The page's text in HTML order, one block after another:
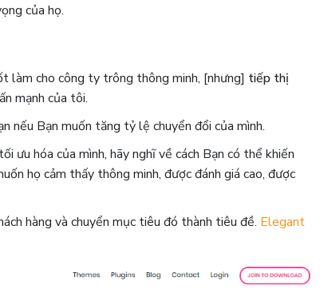
của họ.
làm cho công ty trông thông minh, [nhưng] tiếp thị
mạnh của tôi.
nếu Bạn muốn tăng tỷ lệ chuyển đổi của mình.
ưu hóa của mình, hãy nghĩ về cách Bạn có thể khiến
họ cảm thấy thông minh, được đánh giá cao, được
hàng và chuyển mục tiêu đó thành tiêu đề. Elegant